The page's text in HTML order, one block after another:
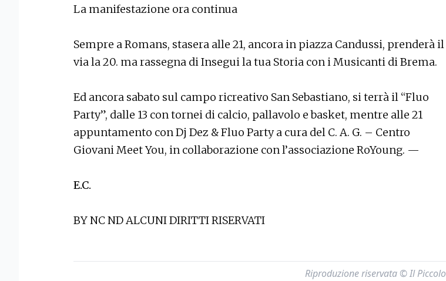
La manifestazione ora continua
Sempre a Romans, stasera alle 21, ancora in piazza Candussi, prenderà il
via la 20. ma rassegna di Insegui la tua Storia con i Musicanti di Brema.
Ed ancora sabato sul campo ricreativo San Sebastiano, si terrà il “Fluo
Party”, dalle 13 con tornei di calcio, pallavolo e basket, mentre alle 21
appuntamento con Dj Dez & Fluo Party a cura del C. A. G. – Centro
Giovani Meet You, in collaborazione con l’associazione RoYoung. —
E.C.
BY NC ND ALCUNI DIRITTI RISERVATI
Riproduzione riservata © Il Piccolo